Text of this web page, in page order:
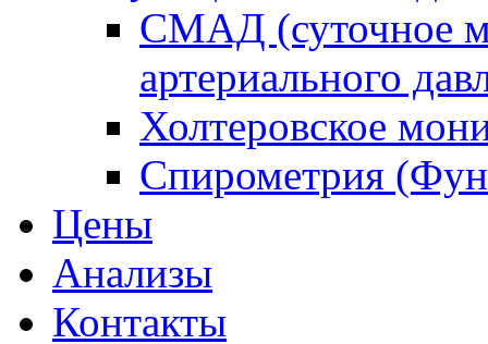
СМАД (суточное
артериального
Холтеровское
Спирометрия
Цены
Анализы
Контакты